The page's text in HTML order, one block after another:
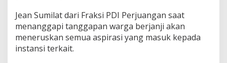
n
g
D
u
Jean Sumilat dari Fraksi PDI Perjuangan saat
menanggapi tanggapan warga berjanji akan
meneruskan semua aspirasi yang masuk kepada
instansi terkait.